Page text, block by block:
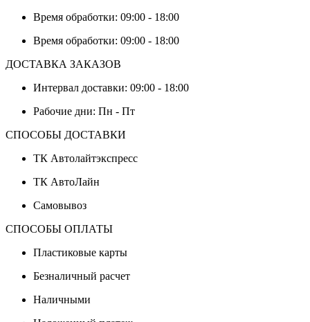
Время обработки: 09:00 - 18:00
Время обработки: 09:00 - 18:00
ДОСТАВКА ЗАКАЗОВ
Интервал доставки: 09:00 - 18:00
Рабочие дни: Пн - Пт
СПОСОБЫ ДОСТАВКИ
ТК Автолайтэкспресс
ТК АвтоЛайн
Самовывоз
СПОСОБЫ ОПЛАТЫ
Пластиковые карты
Безналичный расчет
Наличными